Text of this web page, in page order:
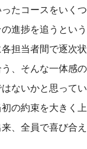
たコースをいく
進捗を追うとい
担当者間で逐次
、そんな一体感
ないかと思ってい
の約束を大きく
、全員で喜び合